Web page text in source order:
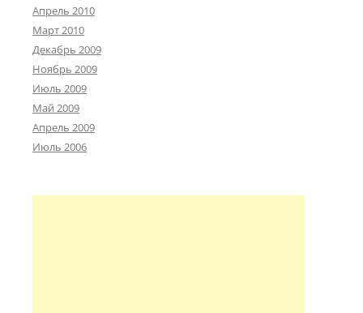
Апрель 2010
Март 2010
Декабрь 2009
Ноябрь 2009
Июль 2009
Май 2009
Апрель 2009
Июль 2006